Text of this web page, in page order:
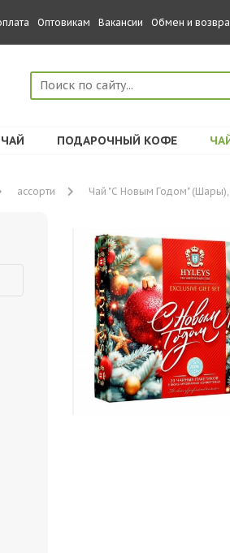
Оптовикам Вакансии Обмен и
ПОДАРОЧНЫЙ КОФЕ
ассорти Чай "С Новым Годом" (Шары),